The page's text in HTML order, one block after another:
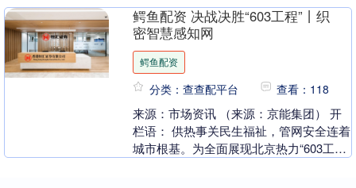
鳄鱼配资 决战决胜“603工程”丨织
密智慧感知网
鳄鱼配资
分类：查查配平台 查看：118
来源：市场资讯 （来源：京能集团） 开
栏语： 供热事关民生福祉，管网安全连着
城市根基。为全面展现北京热力“603工